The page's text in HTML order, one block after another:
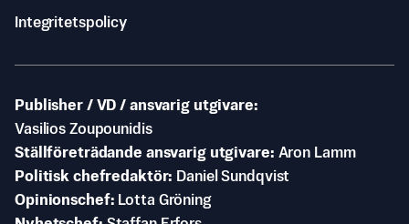
Integritetspolicy
Publisher / VD / ansvarig utgivare
Vasilios Zoupounidis
Ställföreträdande ansvarig utgivare Aron Lamm
Politisk chefredaktör
Daniel Sundqvist
Opinionschef
Lotta Gröning